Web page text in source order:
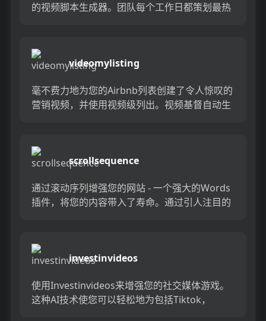
的视频脚本生成器。团队每个工作日都策划最热
videomylisting
毫不费力地为您的Airbnb列表创建了令人惊叹的
营销视频，并使用视频级列出。视频基督自动生
scrollsequence
通过滚动序列增强您的网站 - 一个强大的Words
插件，将您的内容带入了寿命。通过引人注目的
investinvideos
使用Investinvideos来增强您的社交媒体游戏。
这种AI技术使您可以轻松地为包括Tiktok，